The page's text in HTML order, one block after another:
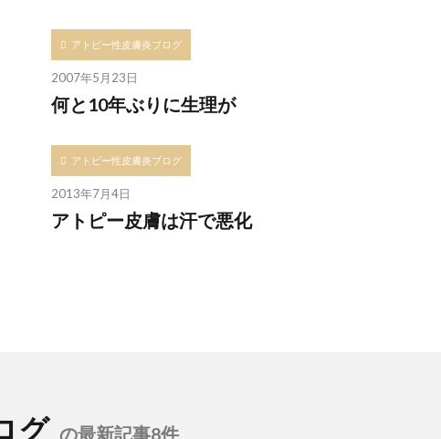
アトピー性皮膚炎ブログ
2007年5月23日
何と10年ぶりに生理が
アトピー性皮膚炎ブログ
2013年7月4日
アトピー皮膚は汗で悪化
グ の最新記事8件